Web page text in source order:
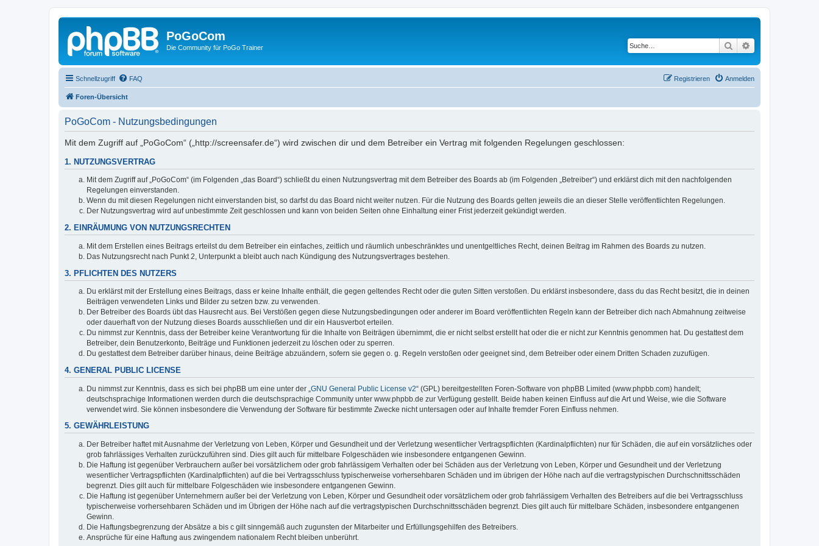
PoGoCom
Die Community für PoGo Trainer Suche
Schnellzugriff FAQ Anmelden
Registrieren
Foren-Übersicht
PoGoCom - Nutzungsbedingungen
Mit dem Zugriff auf „PoGoCom“ („http://screensafer.de“) wird zwischen dir und dem Betreiber ein Vertrag mit folgenden Regelungen geschlossen:
1. NUTZUNGSVERTRAG
Mit dem Zugriff auf „PoGoCom“ (im Folgenden „das Board“) schließt du einen Nutzungsvertrag mit dem Betreiber des Boards ab (im Folgenden „Betreiber“) und erklärst dich mit den nachfolgenden
Regelungen einverstanden.
Wenn du mit diesen Regelungen nicht einverstanden bist, so darfst du das Board nicht weiter nutzen. Für die Nutzung des Boards gelten jeweils die an dieser Stelle veröffentlichten Regelungen.
Der Nutzungsvertrag wird auf unbestimmte Zeit geschlossen und kann von beiden Seiten ohne Einhaltung einer Frist jederzeit gekündigt werden.
2. EINRÄUMUNG VON NUTZUNGSRECHTEN
Mit dem Erstellen eines Beitrags erteilst du dem Betreiber ein einfaches, zeitlich und räumlich unbeschränktes und unentgeltliches Recht, deinen Beitrag im Rahmen des Boards zu nutzen.
Das Nutzungsrecht nach Punkt 2, Unterpunkt a bleibt auch nach Kündigung des Nutzungsvertrages bestehen.
3. PFLICHTEN DES NUTZERS
Du erklärst mit der Erstellung eines Beitrags, dass er keine Inhalte enthält, die gegen geltendes Recht oder die guten Sitten verstoßen. Du erklärst insbesondere, dass du das Recht besitzt, die in deinen
Beiträgen verwendeten Links und Bilder zu setzen bzw. zu verwenden.
Der Betreiber des Boards übt das Hausrecht aus. Bei Verstößen gegen diese Nutzungsbedingungen oder anderer im Board veröffentlichten Regeln kann der Betreiber dich nach Abmahnung zeitweise
oder dauerhaft von der Nutzung dieses Boards ausschließen und dir ein Hausverbot erteilen.
Du nimmst zur Kenntnis, dass der Betreiber keine Verantwortung für die Inhalte von Beiträgen übernimmt, die er nicht selbst erstellt hat oder die er nicht zur Kenntnis genommen hat. Du gestattest dem
Betreiber, dein Benutzerkonto, Beiträge und Funktionen jederzeit zu löschen oder zu sperren.
Du gestattest dem Betreiber darüber hinaus, deine Beiträge abzuändern, sofern sie gegen o. g. Regeln verstoßen oder geeignet sind, dem Betreiber oder einem Dritten Schaden zuzufügen.
4. GENERAL PUBLIC LICENSE
Du nimmst zur Kenntnis, dass es sich bei phpBB um eine unter der „ GNU General Public License v2“ (GPL) bereitgestellten Foren-Software von phpBB Limited (www.phpbb.com) handelt;
deutschsprachige Informationen werden durch die deutschsprachige Community unter www.phpbb.de zur Verfügung gestellt. Beide haben keinen Einfluss auf die Art und Weise, wie die Software
verwendet wird. Sie können insbesondere die Verwendung der Software für bestimmte Zwecke nicht untersagen oder auf Inhalte fremder Foren Einfluss nehmen.
5. GEWÄHRLEISTUNG
Der Betreiber haftet mit Ausnahme der Verletzung von Leben, Körper und Gesundheit und der Verletzung wesentlicher Vertragspflichten (Kardinalpflichten) nur für Schäden, die auf ein vorsätzliches oder
grob fahrlässiges Verhalten zurückzuführen sind. Dies gilt auch für mittelbare Folgeschäden wie insbesondere entgangenen Gewinn.
Die Haftung ist gegenüber Verbrauchern außer bei vorsätzlichem oder grob fahrlässigem Verhalten oder bei Schäden aus der Verletzung von Leben, Körper und Gesundheit und der Verletzung
wesentlicher Vertragspflichten (Kardinalpflichten) auf die bei Vertragsschluss typischerweise vorhersehbaren Schäden und im übrigen der Höhe nach auf die vertragstypischen Durchschnittsschäden
begrenzt. Dies gilt auch für mittelbare Folgeschäden wie insbesondere entgangenen Gewinn.
Die Haftung ist gegenüber Unternehmern außer bei der Verletzung von Leben, Körper und Gesundheit oder vorsätzlichem oder grob fahrlässigem Verhalten des Betreibers auf die bei Vertragsschluss
typischerweise vorhersehbaren Schäden und im Übrigen der Höhe nach auf die vertragstypischen Durchschnittsschäden begrenzt. Dies gilt auch für mittelbare Schäden, insbesondere entgangenen
Gewinn.
Die Haftungsbegrenzung der Absätze a bis c gilt sinngemäß auch zugunsten der Mitarbeiter und Erfüllungsgehilfen des Betreibers.
Ansprüche für eine Haftung aus zwingendem nationalem Recht bleiben unberührt.